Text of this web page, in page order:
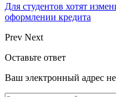
Для студентов хотят
оформлении кредита
Prev Next
Оставьте ответ
Ваш электронный адрес